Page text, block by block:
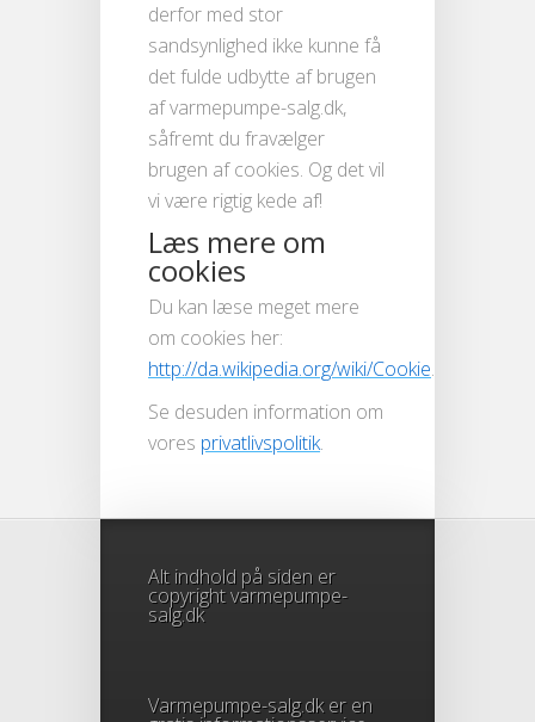
derfor med stor
sandsynlighed ikke kunne få
det fulde udbytte af brugen
af varmepumpe-salg.dk,
såfremt du fravælger
brugen af cookies. Og det vil
vi være rigtig kede af!
Læs mere om
cookies
Du kan læse meget mere
om cookies her:
http://da.wikipedia.org/wiki/Cookie.
Se desuden information om
vores privatlivspolitik.
Alt indhold på siden er
copyright varmepumpe-
salg.dk
Varmepumpe-salg.dk er en